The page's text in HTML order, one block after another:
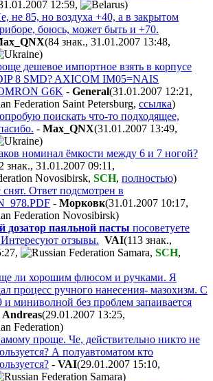
12:59,
)
не 85, но воздуха +40, а в закрытом
боюсь, может быть и +70.
(84 знак., 31.01.2007 13:48,
)
дешевое импортное взять в корпусе
8 SMD? AXICOM IM05=NAIS
G6K - General(31.01.2007 12:21 ,
, ссылка)
поискать что-то подходящее,
- Max_QNX(31.01.2007 13:49,
)
номинал ёмкости между 6 и 7 ногой?
знак., 31.01.2007 09:11 ,
, SCH, полностью)
Ответ подсмотрен в
- Морковк(31.01.2007 10:17,
)
дозатор паяльной пасты посоветуете
отзывы. VAI(113 знак.,
, , SCH,
ли хорошим флюсом и ручками. Я
процесс ручного нанесения- мазохизм. С
миниволной без проблем запаивается
Andreas(29.01.2007 13:25,
)
проще. Че, действительно никто не
А полуавтоматом кто
- VAI(29.01.2007 15:10,
)